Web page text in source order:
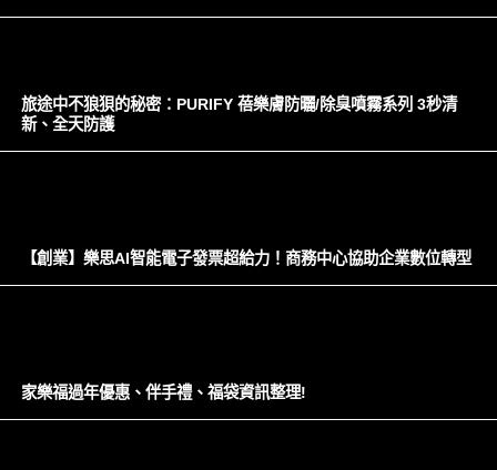
旅途中不狼狽的秘密：PURIFY 蓓樂膚防曬/除臭噴霧系列 3秒清
新、全天防護
【創業】樂思AI智能電子發票超給力！商務中心協助企業數位轉型
家樂福過年優惠、伴手禮、福袋資訊整理!